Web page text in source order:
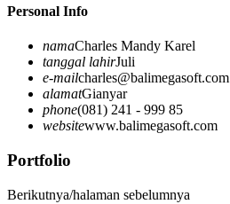
Personal Info
namaCharles Mandy Karel
tanggal lahirJuli
e-mailcharles@balimegasoft.com
alamatGianyar
phone(081) 241 - 999 85
websitewww.balimegasoft.com
Portfolio
Berikutnya/halaman sebelumnya